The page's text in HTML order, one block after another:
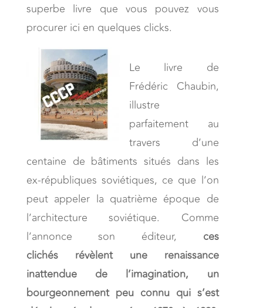
superbe livre que vous pouvez vous
procurer ici en quelques clicks.
Le livre de
Frédéric Chaubin,
illustre
parfaitement au
travers d’une
centaine de bâtiments situés dans les
ex-républiques soviétiques, ce que l’on
peut appeler la quatrième époque de
l’architecture soviétique. Comme
l’annonce son éditeur, ces
clichés révèlent une renaissance
inattendue de l’imagination, un
bourgeonnement peu connu qui s’est